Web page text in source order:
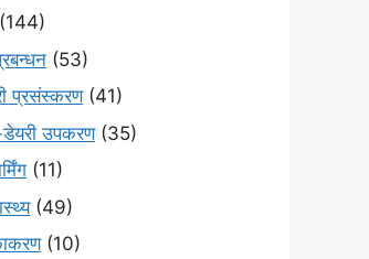
(144)
(53)
प्रसंस्करण(41)
उपकरण(35)
(11)
(49)
(10)